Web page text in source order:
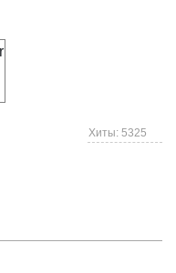
Хиты: 5325